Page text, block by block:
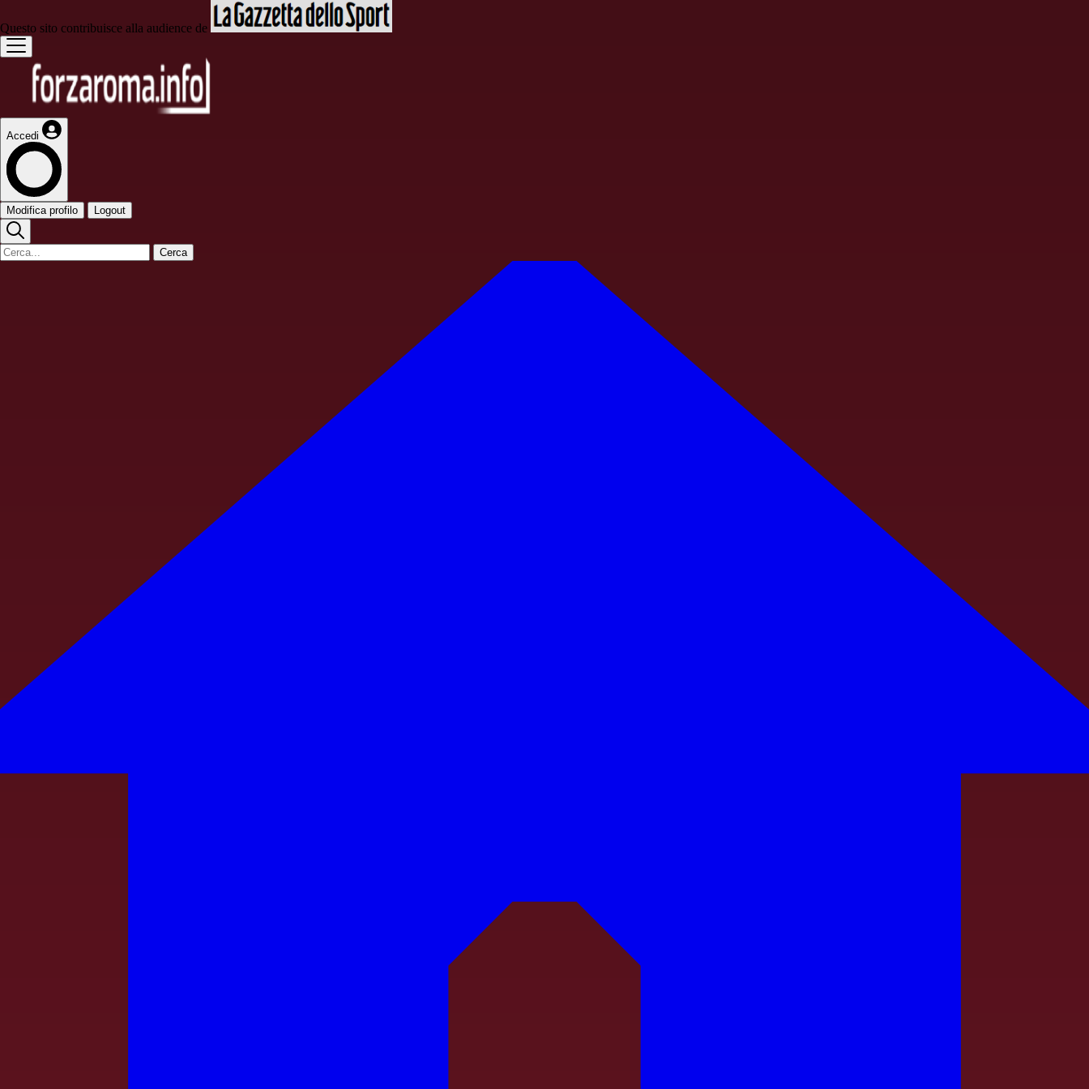
Questo sito contribuisce alla audience de
Accedi
Modifica profilo Logout
Cerca